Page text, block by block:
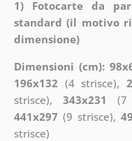
1) Fotocarte da
standard (il motivo
dimensione)
Dimensioni (cm):
196x132 (4 strisce),
strisce), 343x231 (7
441x297 (9 strisce),
strisce)